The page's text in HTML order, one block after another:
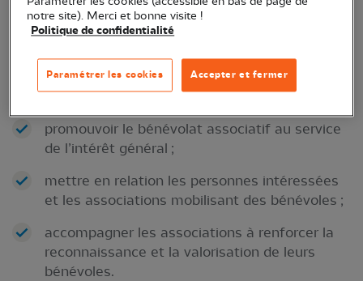
Trois principales missions en découlent :
promouvoir le bénévolat associatif au service
de l’intérêt général ;
mettre en relation les personnes intéressées
et les associations mobilisant des bénévoles ;
accompagner les associations à renforcer la
reconnaissance et la valorisation de leurs
bénévoles.
notre site). Merci et bonne visite !
Politique de confidentialité
Accepter et fermer
Paramétrer les cookies